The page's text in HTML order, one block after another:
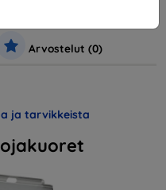
Arvostelut (0)
ja tarvikkeista